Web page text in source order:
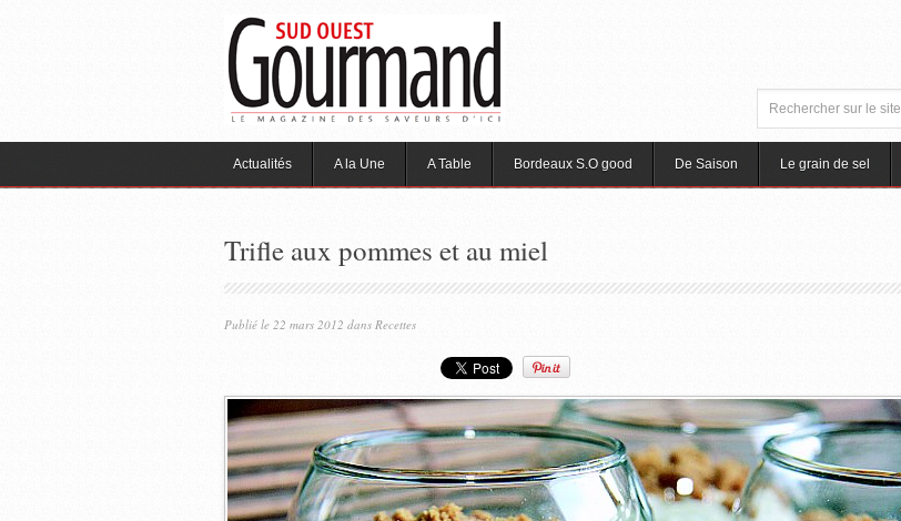
Actualités A la Une A Table Bordeaux S.O good De Saison Le grain de sel
Trifle aux pommes et au miel
Publié le 22 mars 2012 dans Recettes